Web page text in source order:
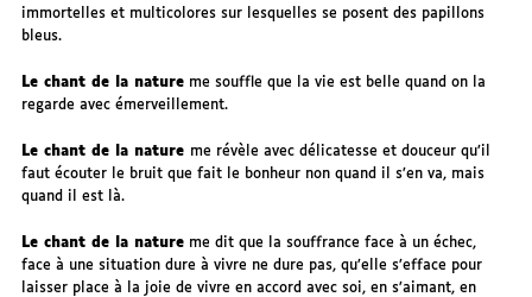
immortelles et multicolores sur lesquelles se posent des papillons
bleus.
Le chant de la nature me souffle que la vie est belle quand on la
regarde avec émerveillement.
Le chant de la nature me révèle avec délicatesse et douceur qu’il
faut écouter le bruit que fait le bonheur non quand il s’en va, mais
quand il est là.
Le chant de la nature me dit que la souffrance face à un échec,
face à une situation dure à vivre ne dure pas, qu’elle s’efface pour
laisser place à la joie de vivre en accord avec soi, en s’aimant, en